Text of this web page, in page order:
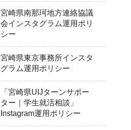
宮崎県南那珂地方連絡協議
会インスタグラム運用ポリ
シー
宮崎県東京事務所インスタ
グラム運用ポリシー
「宮崎県UIJターンサポー
ター｜学生就活相談」
Instagram運用ポリシー